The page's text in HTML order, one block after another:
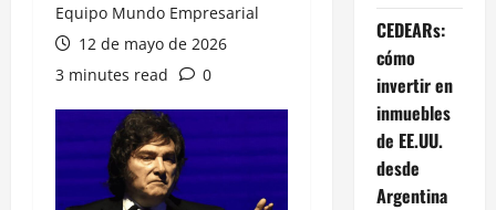
Equipo Mundo Empresarial
12 de mayo de 2026
3 minutes read
0
CEDEARs:
cómo
invertir en
inmuebles
de EE.UU.
desde
Argentina